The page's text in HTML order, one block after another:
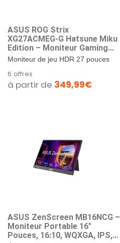
ASUS ROG Strix
XG27ACMEG-G Hatsune Miku
Edition – Moniteur Gaming
27" 2560x1440, 260Hz OC,
0.3ms, Fast IPS, Extreme Low
Motion Blur Sync, USB Type-
C, Compatible G-Sync, HDR,
Aura Sync RGB
Moniteur de jeu HDR 27 pouces
rafraîchissement ultra-rapide de
260 Hz...
6 offres
à partir de 349,99€
ASUS ZenScreen MB16NCG –
Moniteur Portable 16″
Pouces, 16:10, WQXGA, IPS,